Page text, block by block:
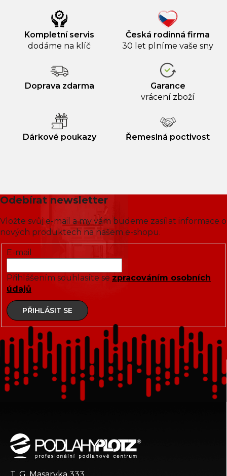
Kompletní servis
dodáme na klíč
Česká rodinná firma
30 let plníme vaše sny
Doprava zdarma
Garance
vrácení zboží
Dárkové poukazy Řemeslná poctivost
Odebírat newsletter
Vložte svůj e-mail a my vám budeme zasílat informace o
nových produktech na našem e-shopu.
E-mail
Přihlášením souhlasíte se zpracováním osobních
údajů
PŘIHLÁSIT SE
T. G. Masaryka 333